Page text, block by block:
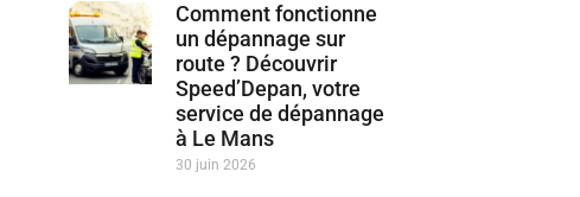
Comment fonctionne
un dépannage sur
route ? Découvrir
Speed’Depan, votre
service de dépannage
à Le Mans
30 juin 2026